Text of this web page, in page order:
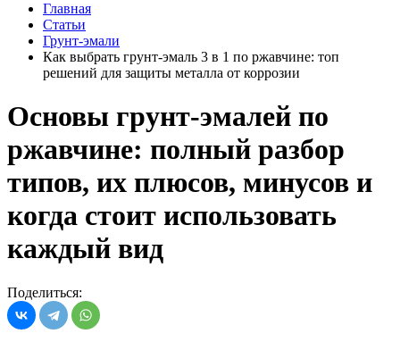
Главная
Статьи
Грунт-эмали
Как выбрать грунт-эмаль 3 в 1 по ржавчине: топ
решений для защиты металла от коррозии
Основы грунт-эмалей по
ржавчине: полный разбор
типов, их плюсов, минусов и
когда стоит использовать
каждый вид
Поделиться: